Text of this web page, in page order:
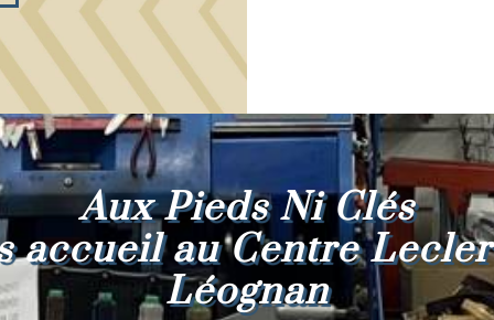
Aux Pieds Ni Clés
accueil au Centre
Léognan